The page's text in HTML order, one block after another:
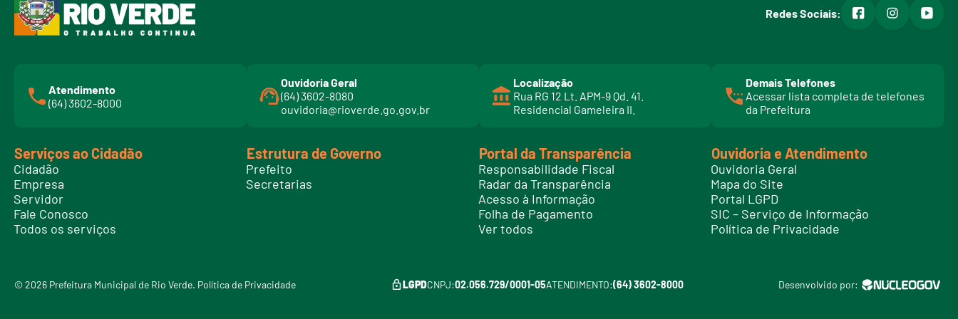
Redes Sociais: facebookinstagram
Atendimento
(64) 3602-8000
Ouvidoria Geral
(64) 3602-8080
ouvidoria@rioverde.go.gov.br
Localização
Rua RG 12 Lt. APM-9 Qd. 41.
Residencial Gameleira II.
Demais Telefones
Acessar lista completa de telefones
da Prefeitura
l
i
t
e
l
e
f
o
n
Serviços ao Cidadão
Cidadão
Empresa
Servidor
Fale Conosco
Todos os serviços
Estrutura de Governo
Prefeito
Secretarias
Portal da Transparência
Responsabilidade Fiscal
Radar da Transparência
Acesso à Informação
Folha de Pagamento
Ver todos
Ouvidoria e Atendimento
Ouvidoria Geral
Mapa do Site
Portal LGPD
SIC – Serviço de Informação
Política de Privacidade
© 2026 Prefeitura Municipal de Rio Verde. Política de Privacidade LGPDCNPJ:02.056.729/0001-05ATENDIMENTO:(64) 3602-8000 Desenvolvido por: